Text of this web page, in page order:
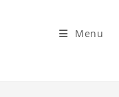
Menu